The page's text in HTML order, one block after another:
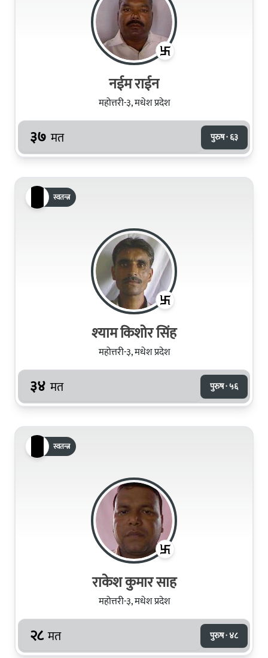
नईम राईन
महोत्तरी-३, मधेश प्रदेश
३७ मत पुरुष · ६३
स्वतन्त्र
श्‍याम किशोर सिंह
महोत्तरी-३, मधेश प्रदेश
३४ मत पुरुष · ५६
स्वतन्त्र
राकेश कुमार साह
महोत्तरी-३, मधेश प्रदेश
२८ मत पुरुष · ४८